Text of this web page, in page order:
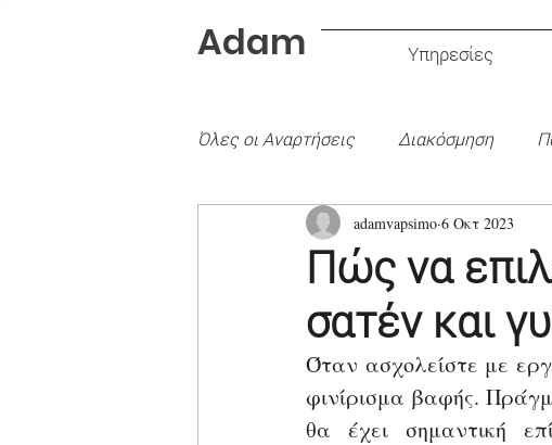
Adam Υπηρεσίες
Όλες οι Aναρτήσεις Διακόσμηση
Είδος Χρώματος Εσωτερικός
Πώς να
σατέν και
adamvapsimo 6 Οκτ 2023
Όταν ασχολείστε με
φινίρισμα βαφής.
θα έχει σημαντική